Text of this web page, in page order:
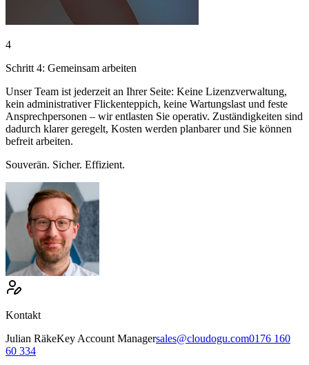
4
Schritt 4: Gemeinsam arbeiten
Unser Team ist jederzeit an Ihrer Seite: Keine Lizenzverwaltung,
kein administrativer Flickenteppich, keine Wartungslast und feste
Ansprechpersonen – wir entlasten Sie operativ. Zuständigkeiten sind
dadurch klarer geregelt, Kosten werden planbarer und Sie können
befreit arbeiten.
Souverän. Sicher. Effizient.
Kontakt
Julian RäkeKey Account Managersales@cloudogu.com0176 160
60 334